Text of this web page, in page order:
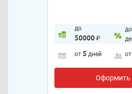
до
50000₽
до
от 5 дней от
Оформить